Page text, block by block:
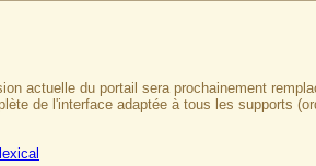
actuelle du portail sera prochainement
de l'interface adaptée à tous les supports